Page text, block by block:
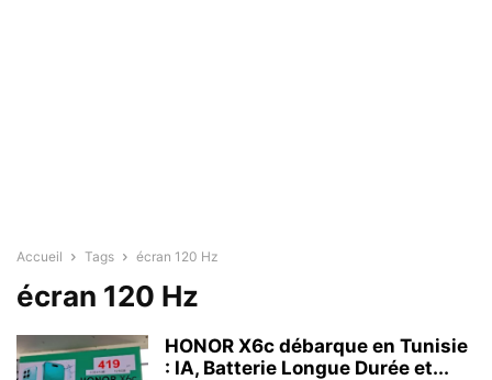
Accueil Tags écran 120 Hz
écran 120 Hz
HONOR X6c débarque en Tunisie
: IA, Batterie Longue Durée et...